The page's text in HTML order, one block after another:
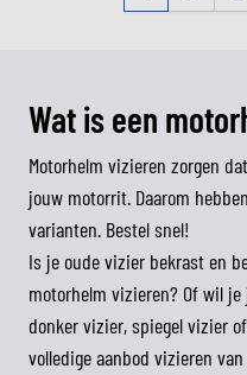
Wat is een
Motorhelm vizieren zorgen
jouw motorrit. Daarom
varianten. Bestel snel!
Is je oude vizier bekrast en
motorhelm vizieren? Of wil
donker vizier, spiegel vizier
volledige aanbod vizieren